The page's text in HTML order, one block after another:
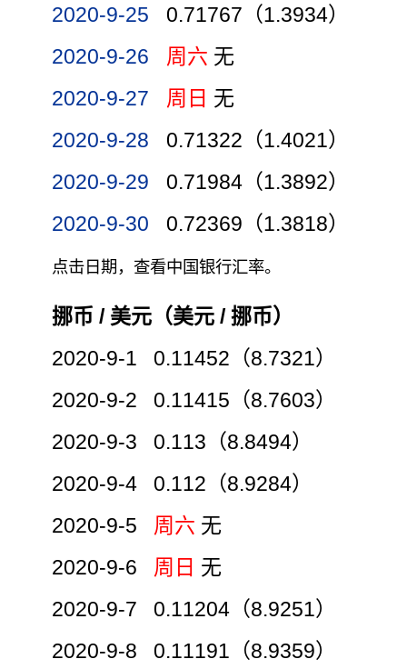
2020-9-25
0.71767（1.3934）
2020-9-26
周六 无
2020-9-27
周日 无
2020-9-28
0.71322（1.4021）
2020-9-29
0.71984（1.3892）
2020-9-30
0.72369（1.3818）
点击日期，查看中国银行汇率。
挪币 / 美元（美元 / 挪币）
2020-9-1 0.11452（8.7321）
2020-9-2 0.11415（8.7603）
2020-9-3 0.113（8.8494）
2020-9-4 0.112（8.9284）
2020-9-5 周六 无
2020-9-6 周日 无
2020-9-7 0.11204（8.9251）
2020-9-8 0.11191（8.9359）